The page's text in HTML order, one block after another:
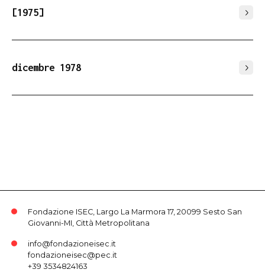
[1975]
dicembre 1978
Fondazione ISEC, Largo La Marmora 17, 20099 Sesto San
Giovanni-MI, Città Metropolitana
info@fondazioneisec.it
fondazioneisec@pec.it
+39 3534824163